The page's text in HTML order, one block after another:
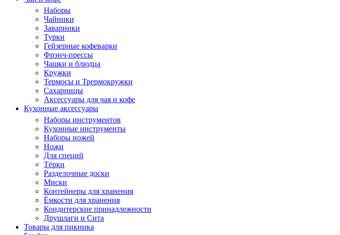
Наборы
Чайники
Заварники
Турки
Гейзерные кофеварки
Фрэнч-прессы
Чашки и блюдца
Кружки
Термосы и Трермокружки
Сахарницы
Аксессуары для чая и кофе
Кухонные аксессуары
Наборы инструментов
Кухонные инструменты
Наборы ножей
Ножи
Для специй
Тёрки
Разделочные доски
Миски
Контейнеры для хранения
Ёмкости для хранения
Кондитерские принадлежности
Друшлаги и Сита
Товары для пикника